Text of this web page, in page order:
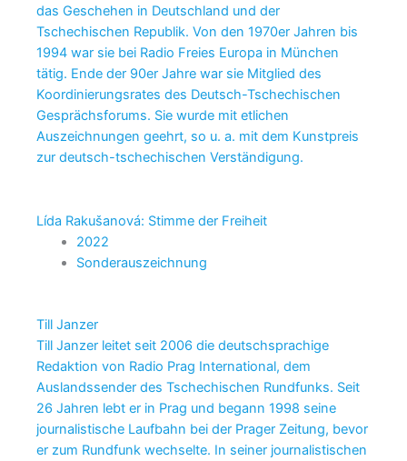
das Geschehen in Deutschland und der
Tschechischen Republik. Von den 1970er Jahren bis
1994 war sie bei Radio Freies Europa in München
tätig. Ende der 90er Jahre war sie Mitglied des
Koordinierungsrates des Deutsch-Tschechischen
Gesprächsforums. Sie wurde mit etlichen
Auszeichnungen geehrt, so u. a. mit dem Kunstpreis
zur deutsch-tschechischen Verständigung.
Lída Rakušanová: Stimme der Freiheit
2022
Sonderauszeichnung
Till Janzer
Till Janzer leitet seit 2006 die deutschsprachige
Redaktion von Radio Prag International, dem
Auslandssender des Tschechischen Rundfunks. Seit
26 Jahren lebt er in Prag und begann 1998 seine
journalistische Laufbahn bei der Prager Zeitung, bevor
er zum Rundfunk wechselte. In seiner journalistischen